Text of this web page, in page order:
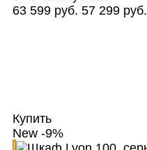
63 599 руб. 57 299 руб.
Купить
New -9%